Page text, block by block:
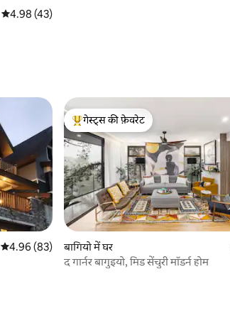
औसत रेटिंग 5 में से 4.98, 43 समीक्षाएँ
4.98 (43)
औसत रेटिंग 5 में से 4.96, 83 समीक्षाएँ
4.96 (83)
गेस्ट्स का टॉप फ़ेवरेट
गेस्ट्स की फ़ेवरेट
बागियो में घर
द गार्नर बागुइयो, मिड सेंचुरी मॉडर्न होम